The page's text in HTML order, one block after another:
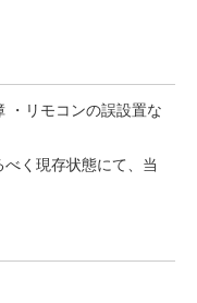
・リモコンの誤設置な
べく現存状態にて、当